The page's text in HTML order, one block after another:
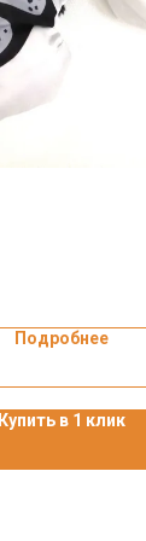
Подробнее
Купить в 1 клик